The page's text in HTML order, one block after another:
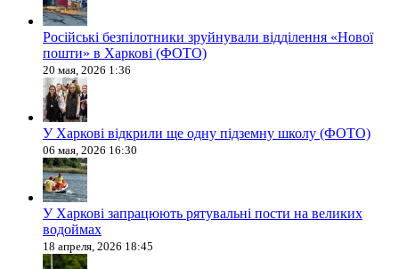
Російські безпілотники зруйнували відділення «Нової
пошти» в Харкові (ФОТО)
20 мая, 2026 1:36
У Харкові відкрили ще одну підземну школу (ФОТО)
06 мая, 2026 16:30
У Харкові запрацюють рятувальні пости на великих
водоймах
18 апреля, 2026 18:45